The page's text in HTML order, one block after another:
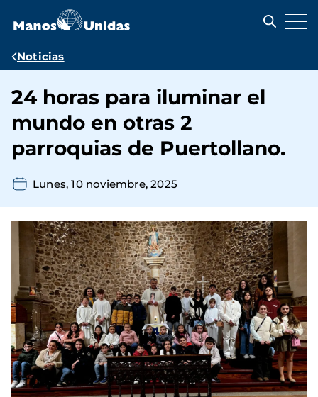
contenido
Ruta
navegación
Noticias
24 horas para iluminar el
mundo en otras 2
parroquias de Puertollano.
Lunes, 10 noviembre, 2025